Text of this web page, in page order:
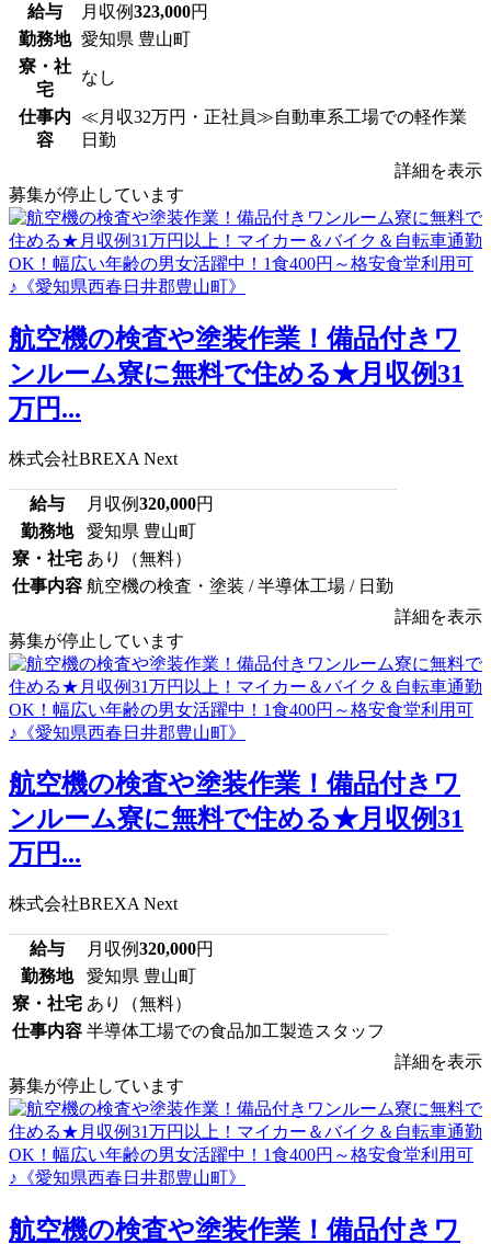
給与 月収例323,000円
勤務地 愛知県 豊山町
寮・社
宅
なし
仕事内
容
≪月収32万円・正社員≫自動車系工場での軽作業
日勤
詳細を表示
募集が停止しています
航空機の検査や塗装作業！備品付きワ
ンルーム寮に無料で住める★月収例31
万円...
株式会社BREXA Next
給与 月収例320,000円
勤務地
愛知県 豊山町
寮・社宅 あり（無料）
仕事内容 航空機の検査・塗装 / 半導体工場 / 日勤
詳細を表示
募集が停止しています
航空機の検査や塗装作業！備品付きワ
ンルーム寮に無料で住める★月収例31
万円...
株式会社BREXA Next
給与 月収例320,000円
勤務地
愛知県 豊山町
寮・社宅 あり（無料）
仕事内容 半導体工場での食品加工製造スタッフ
詳細を表示
募集が停止しています
航空機の検査や塗装作業！備品付きワ